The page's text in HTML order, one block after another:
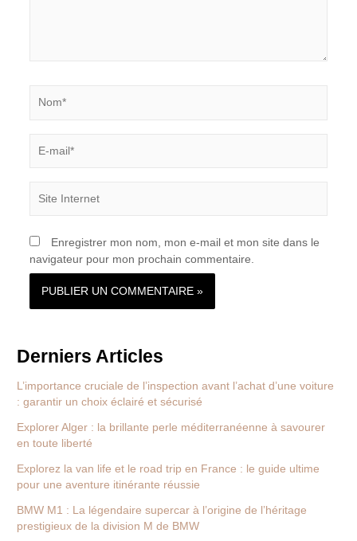
mail*
Internet
Enregistrer mon nom, mon e-mail et mon site dans le
navigateur pour mon prochain commentaire.
Derniers Articles
L’importance cruciale de l’inspection avant l’achat d’une voiture
: garantir un choix éclairé et sécurisé
Explorer Alger : la brillante perle méditerranéenne à savourer
en toute liberté
Explorez la van life et le road trip en France : le guide ultime
pour une aventure itinérante réussie
BMW M1 : La légendaire supercar à l’origine de l’héritage
prestigieux de la division M de BMW